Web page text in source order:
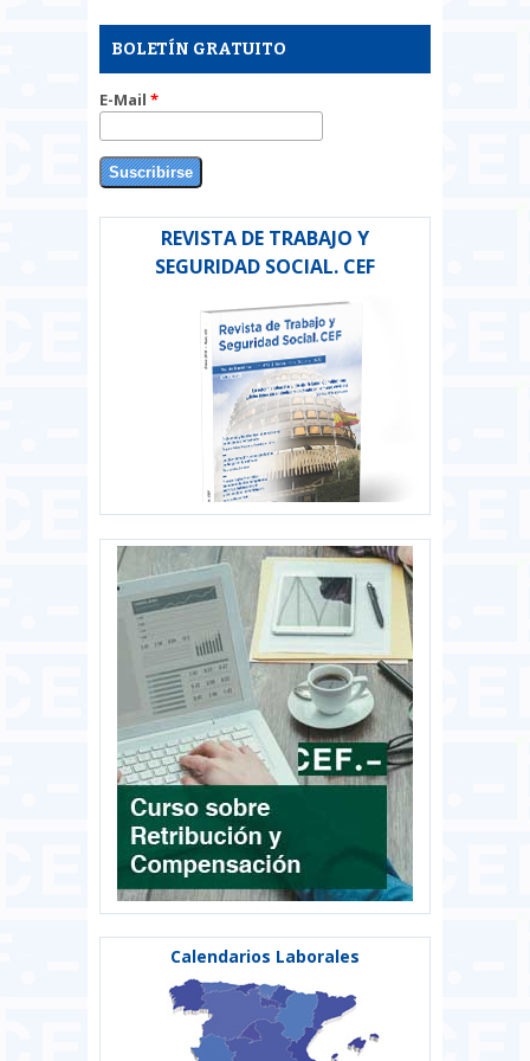
BOLETÍN GRATUITO
E-Mail *
REVISTA DE TRABAJO Y
SEGURIDAD SOCIAL. CEF
Calendarios Laborales